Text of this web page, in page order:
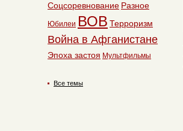
Соцсоревнование Разное
Юбилеи ВОВ Терроризм
Война в Афганистане
Эпоха застоя Мультфильмы
Все темы